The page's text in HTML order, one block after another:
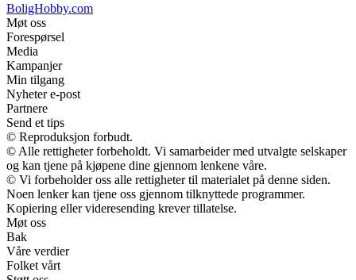
BoligHobby.com
Møt oss
Forespørsel
Media
Kampanjer
Min tilgang
Nyheter e-post
Partnere
Send et tips
© Reproduksjon forbudt.
© Alle rettigheter forbeholdt. Vi samarbeider med utvalgte selskaper
og kan tjene på kjøpene dine gjennom lenkene våre.
© Vi forbeholder oss alle rettigheter til materialet på denne siden.
Noen lenker kan tjene oss gjennom tilknyttede programmer.
Kopiering eller videresending krever tillatelse.
Møt oss
Bak
Våre verdier
Folket vårt